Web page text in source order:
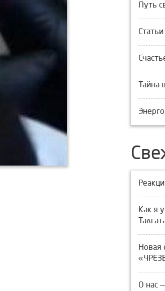
Путь
Как я
Новая
О нас